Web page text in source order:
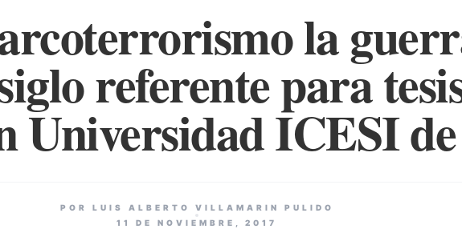
la
referente para
Universidad ICESI
POR LUIS ALBERTO VILLAMARIN PULIDO
11 DE NOVIEMBRE, 2017